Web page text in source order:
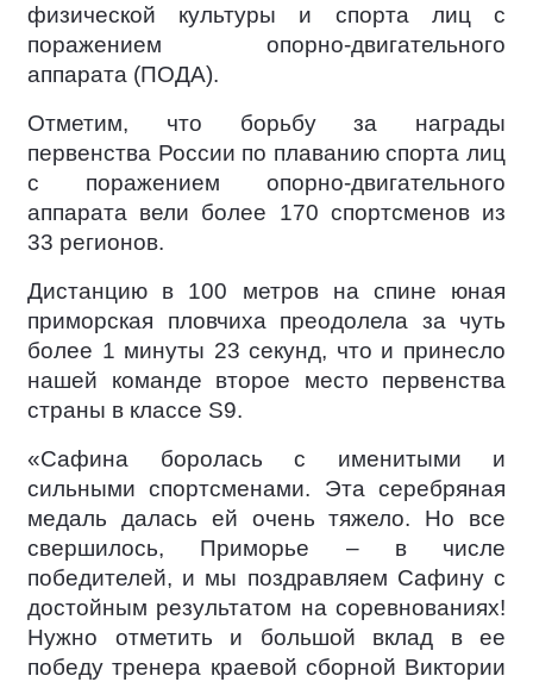
физической культуры и спорта лиц с
поражением опорно-двигательного
аппарата (ПОДА).
Отметим, что борьбу за награды
первенства России по плаванию спорта лиц
с поражением опорно-двигательного
аппарата вели более 170 спортсменов из
33 регионов.
Дистанцию в 100 метров на спине юная
приморская пловчиха преодолела за чуть
более 1 минуты 23 секунд, что и принесло
нашей команде второе место первенства
страны в классе S9.
«Сафина боролась с именитыми и
сильными спортсменами. Эта серебряная
медаль далась ей очень тяжело. Но все
свершилось, Приморье – в числе
победителей, и мы поздравляем Сафину с
достойным результатом на соревнованиях!
Нужно отметить и большой вклад в ее
победу тренера краевой сборной Виктории